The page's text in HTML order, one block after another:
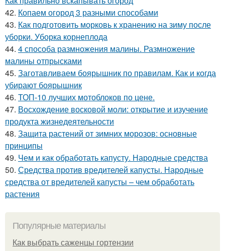
42. Копаем огород 3 разными способами
43. Как подготовить морковь к хранению на зиму после
уборки. Уборка корнеплода
44. 4 способа размножения малины. Размножение
малины отпрысками
45. Заготавливаем боярышник по правилам. Как и когда
убирают боярышник
46. ТОП-10 лучших мотоблоков по цене.
47. Восхождение восковой моли: открытие и изучение
продукта жизнедеятельности
48. Защита растений от зимних морозов: основные
принципы
49. Чем и как обработать капусту. Народные средства
50. Средства против вредителей капусты. Народные
средства от вредителей капусты – чем обработать
растения
Популярные материалы
Как выбрать саженцы гортензии